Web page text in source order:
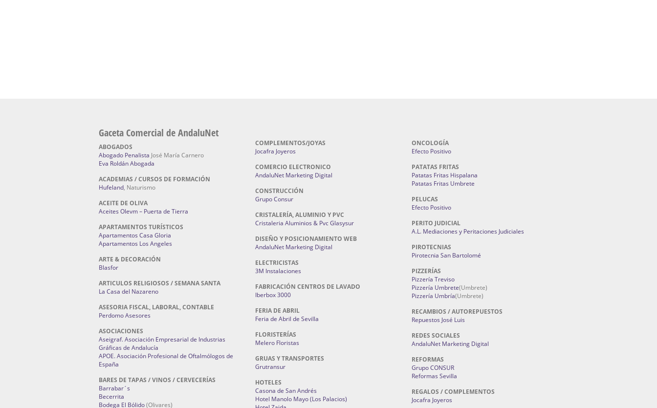
Gaceta Comercial de AndaluNet
ABOGADOS
Abogado Penalista José María Carnero
Eva Roldán Abogada
ACADEMIAS / CURSOS DE FORMACIÓN
Hufeland, Naturismo
ACEITE DE OLIVA
Aceites Olevm – Puerta de Tierra
APARTAMENTOS TURÍSTICOS
Apartamentos Casa Gloria
Apartamentos Los Angeles
ARTE & DECORACIÓN
Blasfor
ARTICULOS RELIGIOSOS / SEMANA SANTA
La Casa del Nazareno
ASESORIA FISCAL, LABORAL, CONTABLE
Perdomo Asesores
ASOCIACIONES
Aseigraf. Asociación Empresarial de Industrias
Gráficas de Andalucía
APOE. Asociación Profesional de Oftalmólogos de
España
BARES DE TAPAS / VINOS / CERVECERÍAS
Barrabar´s
Becerrita
Bodega El Bólido(Olivares)
COMPLEMENTOS/JOYAS
Jocafra Joyeros
COMERCIO ELECTRONICO
AndaluNet Marketing Digital
CONSTRUCCIÓN
Grupo Consur
CRISTALERÍA, ALUMINIO Y PVC
Cristaleria Aluminios & Pvc Glasysur
DISEÑO Y POSICIONAMIENTO WEB
AndaluNet Marketing Digital
ELECTRICISTAS
3M Instalaciones
FABRICACIÓN CENTROS DE LAVADO
Iberbox 3000
FERIA DE ABRIL
Feria de Abril de Sevilla
FLORISTERÍAS
Melero Floristas
GRUAS Y TRANSPORTES
Grutransur
HOTELES
Casona de San Andrés
Hotel Manolo Mayo (Los Palacios)
ONCOLOGÍA
Efecto Positivo
PATATAS FRITAS
Patatas Fritas Hispalana
Patatas Fritas Umbrete
PELUCAS
Efecto Positivo
PERITO JUDICIAL
A.L. Mediaciones y Peritaciones Judiciales
PIROTECNIAS
Pirotecnia San Bartolomé
PIZZERÍAS
Pizzería Treviso
Pizzería Umbrete(Umbrete)
Pizzería Umbría(Umbrete)
RECAMBIOS / AUTOREPUESTOS
Repuestos José Luis
REDES SOCIALES
AndaluNet Marketing Digital
REFORMAS
Grupo CONSUR
Reformas Sevilla
REGALOS / COMPLEMENTOS
Jocafra Joyeros